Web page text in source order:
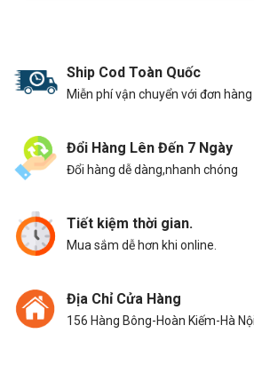
Ship Cod Toàn Quốc
Miễn phí vận chuyển với đơn
Đổi Hàng Lên Đến 7 Ngày
Đổi hàng dễ dàng,nhanh chóng
Tiết kiệm thời gian.
Mua sắm dễ hơn khi online.
Địa Chỉ Cửa Hàng
156 Hàng Bông-Hoàn Kiếm-Hà Nội.